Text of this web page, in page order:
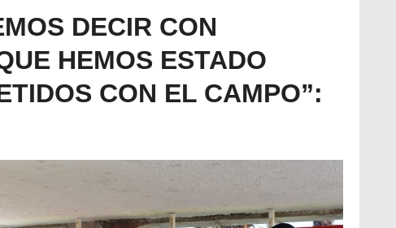
DECIR CON
HEMOS ESTADO
CON EL CAMPO”: